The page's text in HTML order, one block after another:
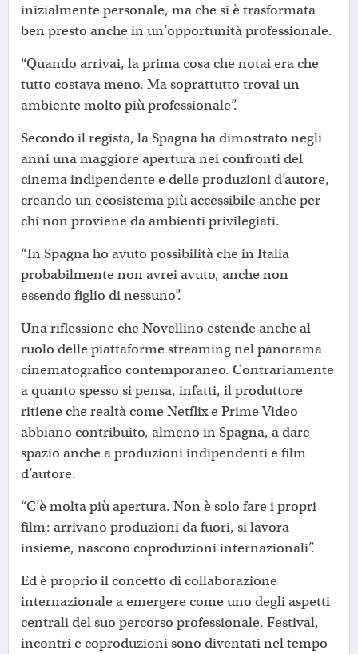
inizialmente personale, ma che si è trasformata
ben presto anche in un’opportunità professionale.
“Quando arrivai, la prima cosa che notai era che
tutto costava meno. Ma soprattutto trovai un
ambiente molto più professionale”.
Secondo il regista, la Spagna ha dimostrato negli
anni una maggiore apertura nei confronti del
cinema indipendente e delle produzioni d’autore,
creando un ecosistema più accessibile anche per
chi non proviene da ambienti privilegiati.
“In Spagna ho avuto possibilità che in Italia
probabilmente non avrei avuto, anche non
essendo figlio di nessuno”.
Una riflessione che Novellino estende anche al
ruolo delle piattaforme streaming nel panorama
cinematografico contemporaneo. Contrariamente
a quanto spesso si pensa, infatti, il produttore
ritiene che realtà come Netflix e Prime Video
abbiano contribuito, almeno in Spagna, a dare
spazio anche a produzioni indipendenti e film
d’autore.
“C’è molta più apertura. Non è solo fare i propri
film: arrivano produzioni da fuori, si lavora
insieme, nascono coproduzioni internazionali”.
Ed è proprio il concetto di collaborazione
internazionale a emergere come uno degli aspetti
centrali del suo percorso professionale. Festival,
incontri e coproduzioni sono diventati nel tempo